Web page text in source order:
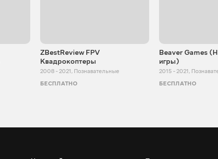
ZBestReview FPV
Квадрокоптеры
2008 - 2021, Познавательные
БЕСПЛАТНО
Beaver Games
игры)
2015 - 2021,
БЕСПЛАТНО